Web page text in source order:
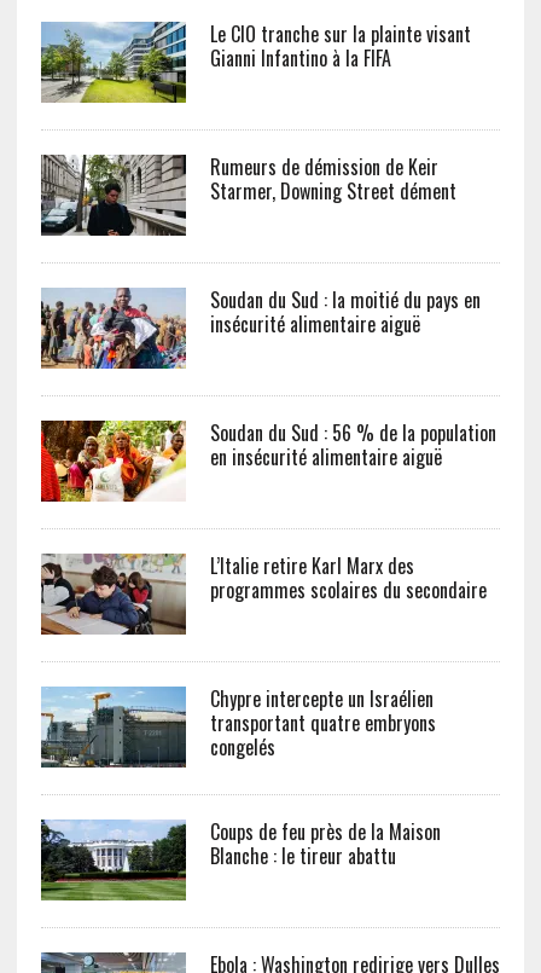
Le CIO tranche sur la plainte visant
Gianni Infantino à la FIFA
Rumeurs de démission de Keir
Starmer, Downing Street dément
Soudan du Sud : la moitié du pays en
insécurité alimentaire aiguë
Soudan du Sud : 56 % de la population
en insécurité alimentaire aiguë
L’Italie retire Karl Marx des
programmes scolaires du secondaire
Chypre intercepte un Israélien
transportant quatre embryons
congelés
Coups de feu près de la Maison
Blanche : le tireur abattu
Ebola : Washington redirige vers Dulles